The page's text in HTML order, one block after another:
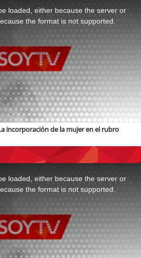
loaded, either because the server or
the format is not supported.
incorporación de la mujer en el rubro
loaded, either because the server or
the format is not supported.